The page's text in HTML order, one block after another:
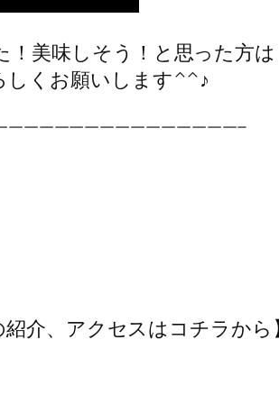
！美味しそう！と思った方は
しくお願いします^^♪
介、アクセスはコチラから